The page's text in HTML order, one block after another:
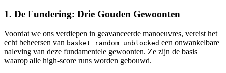
1. De Fundering: Drie Gouden Gewoonten
Voordat we ons verdiepen in geavanceerde manoeuvres, vereist het
echt beheersen van basket random unblocked een onwankelbare
naleving van deze fundamentele gewoonten. Ze zijn de basis
waarop alle high-score runs worden gebouwd.